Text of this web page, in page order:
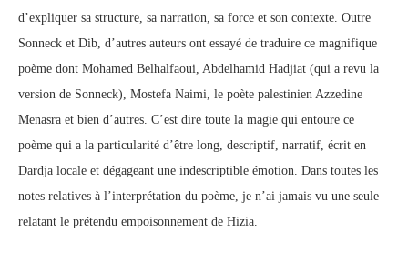
d’expliquer sa structure, sa narration, sa force et son contexte. Outre
Sonneck et Dib, d’autres auteurs ont essayé de traduire ce magnifique
poème dont Mohamed Belhalfaoui, Abdelhamid Hadjiat (qui a revu la
version de Sonneck), Mostefa Naimi, le poète palestinien Azzedine
Menasra et bien d’autres. C’est dire toute la magie qui entoure ce
poème qui a la particularité d’être long, descriptif, narratif, écrit en
Dardja locale et dégageant une indescriptible émotion. Dans toutes les
notes relatives à l’interprétation du poème, je n’ai jamais vu une seule
relatant le prétendu empoisonnement de Hizia.